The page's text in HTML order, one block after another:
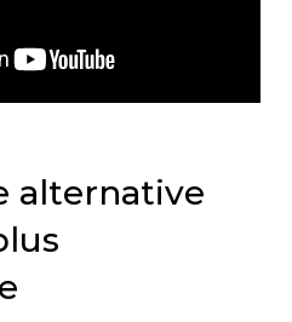
alternative